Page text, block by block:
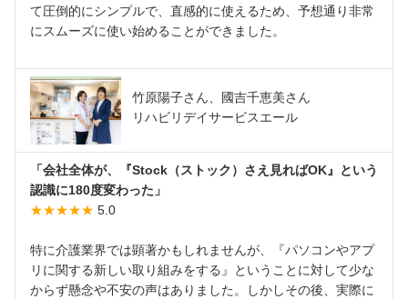
て圧倒的にシンプルで、直感的に使えるため、予想通り非常
にスムーズに使い始めることができました。
竹原陽子さん、國吉千恵美さん
リハビリデイサービスエール
「会社全体が、『Stock（ストック）さえ見ればOK』という
認識に180度変わった」
★★★★★ 5.0
特に介護業界では顕著かもしれませんが、『パソコンやアプ
リに関する新しい取り組みをする』ということに対して少な
からず懸念や不安の声はありました。しかしその後、実際に